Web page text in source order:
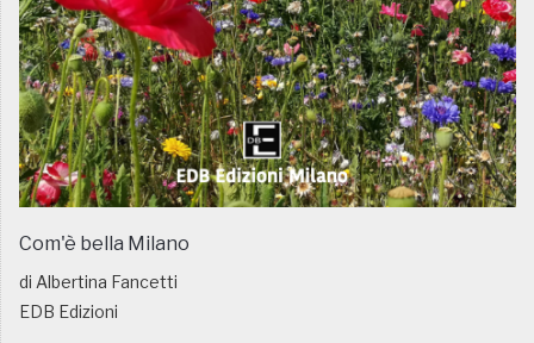
Com'è bella Milano
di Albertina Fancetti
EDB Edizioni